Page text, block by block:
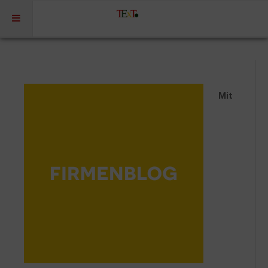
Medien | Öffentlichkeit | Kundenkommunikation
Mit